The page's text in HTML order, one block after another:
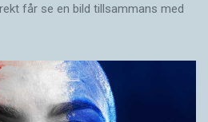
får se en bild tillsammans med